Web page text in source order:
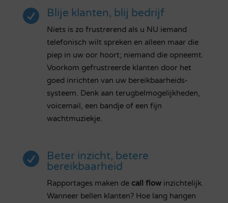
 Blije klanten, blij bedrijf
Niets is zo frustrerend als u NU iemand
telefonisch wilt spreken en alleen maar die
piep in uw oor hoort; niemand die opneemt.
Voorkom gefrustreerde klanten door het
goed inrichten van uw bereikbaarheids-
systeem. Denk aan terugbelmogelijkheden,
voicemail, een bandje of een fijn
wachtmuziekje.

Beter inzicht, betere
bereikbaarheid
Rapportages maken de call flowinzichtelijk.
Wanneer bellen klanten? Hoe lang hangen